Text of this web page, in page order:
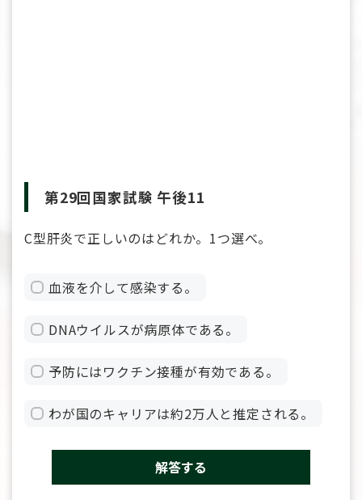
第29回国家試験 午後11
C型肝炎で正しいのはどれか。1つ選べ。
血液を介して感染する。
DNAウイルスが病原体である。
予防にはワクチン接種が有効である。
わが国のキャリアは約2万人と推定される。
解答する